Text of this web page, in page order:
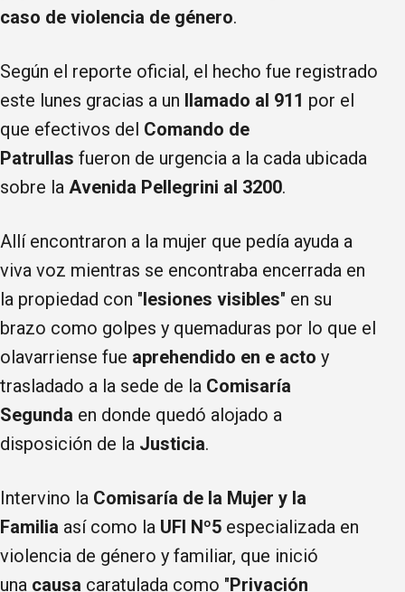
caso de violencia de género.
Según el reporte oficial, el hecho fue registrado
este lunes gracias a un llamado al 911 por el
que efectivos del Comando de
Patrullas fueron de urgencia a la cada ubicada
sobre la Avenida Pellegrini al 3200.
Allí encontraron a la mujer que pedía ayuda a
viva voz mientras se encontraba encerrada en
la propiedad con "lesiones visibles" en su
brazo como golpes y quemaduras por lo que el
olavarriense fue aprehendido en e acto y
trasladado a la sede de la Comisaría
Segunda en donde quedó alojado a
disposición de la Justicia.
Intervino la Comisaría de la Mujer y la
Familia así como la UFI Nº5 especializada en
violencia de género y familiar, que inició
una causa caratulada como "Privación